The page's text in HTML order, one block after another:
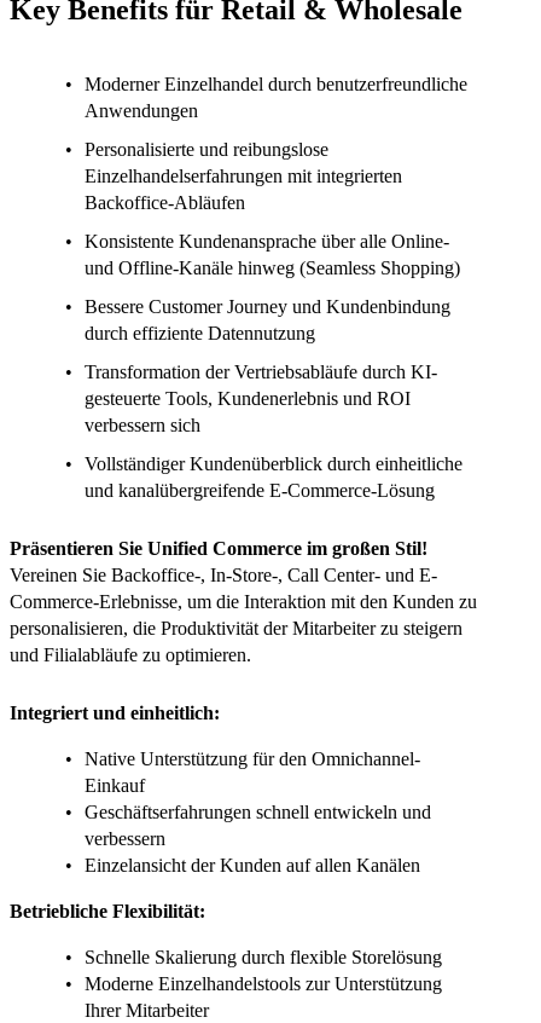
Key Benefits für Retail & Wholesale
Moderner Einzelhandel durch benutzerfreundliche
Anwendungen
Personalisierte und reibungslose
Einzelhandelserfahrungen mit integrierten
Backoffice-Abläufen
Konsistente Kundenansprache über alle Online-
und Offline-Kanäle hinweg (Seamless Shopping)
Bessere Customer Journey und Kundenbindung
durch effiziente Datennutzung
Transformation der Vertriebsabläufe durch KI-
gesteuerte Tools, Kundenerlebnis und ROI
verbessern sich
Vollständiger Kundenüberblick durch einheitliche
und kanalübergreifende E-Commerce-Lösung
Präsentieren Sie Unified Commerce im großen Stil!
Vereinen Sie Backoffice-, In-Store-, Call Center- und E-
Commerce-Erlebnisse, um die Interaktion mit den Kunden zu
personalisieren, die Produktivität der Mitarbeiter zu steigern
und Filialabläufe zu optimieren.
Integriert und einheitlich:
Native Unterstützung für den Omnichannel-
Einkauf
Geschäftserfahrungen schnell entwickeln und
verbessern
Einzelansicht der Kunden auf allen Kanälen
Betriebliche Flexibilität:
Schnelle Skalierung durch flexible Storelösung
Moderne Einzelhandelstools zur Unterstützung
Ihrer Mitarbeiter